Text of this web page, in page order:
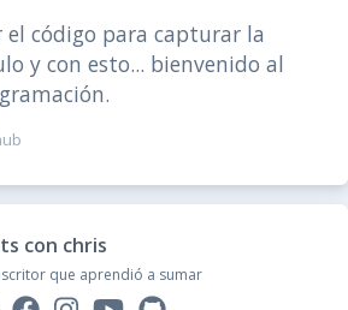
código para capturar la
y con esto... bienvenido al
con chris
que aprendió a sumar